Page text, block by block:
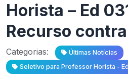
Horista – Ed
Recurso
Categorias:
Últimas Notícias
Seletivo para Professor Horista -